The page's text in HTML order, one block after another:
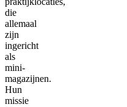
die
allemaal
zijn
ingericht
als
mini-
magazijnen.
Hun
missie